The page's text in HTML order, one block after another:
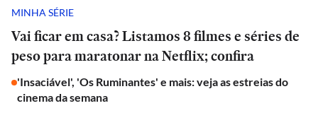
MINHA SÉRIE
Vai ficar em casa? Listamos 8 filmes e séries de
peso para maratonar na Netflix; confira
'Insaciável', 'Os Ruminantes' e mais: veja as estreias do
cinema da semana